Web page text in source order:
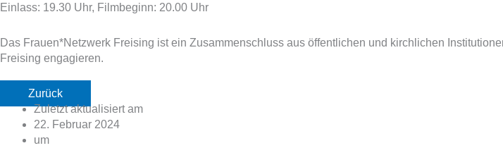
Einlass: 19.30 Uhr, Filmbeginn: 20.00 Uhr
Das Frauen*Netzwerk Freising ist ein Zusammenschluss aus öffentlichen und kirchlichen
Freising engagieren.
Zurück
Zuletzt aktualisiert am
22. Februar 2024
um